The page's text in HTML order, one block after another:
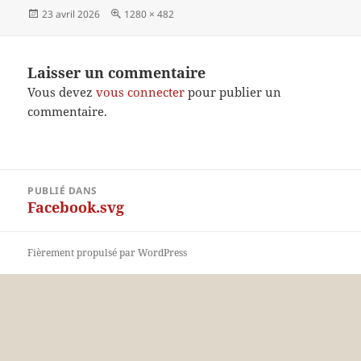
Publié
23 avril 2026
Taille
1280 × 482
Laisser un commentaire
Vous devezvous connecter pour publier un
commentaire.
l’article
PUBLIÉ DANS
Facebook.svg
Fièrement propulsé par WordPress